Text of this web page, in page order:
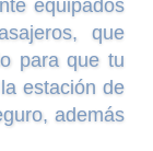
equipados
que
para que tu
estación de
además